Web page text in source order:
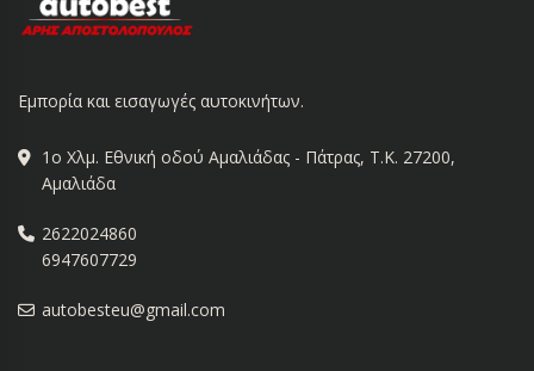
Εμπορία και εισαγωγές αυτοκινήτων.
1ο Χλμ. Εθνική οδού Αμαλιάδας - Πάτρας, Τ.Κ. 27200,
Αμαλιάδα
2622024860
6947607729
autobesteu@gmail.com